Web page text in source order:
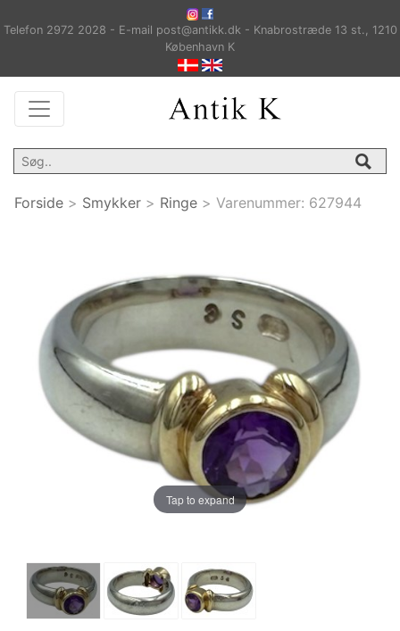
Telefon 2972 2028 - E-mail post@antikk.dk - Knabrostræde 13 st., 1210
København K
Forside > Smykker > Ringe > Varenummer: 627944
Tap to expand